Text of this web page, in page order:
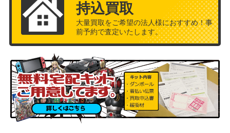
持込買取
大量買取をご希望の法人様におすすめ！事
前予約で査定いたします。